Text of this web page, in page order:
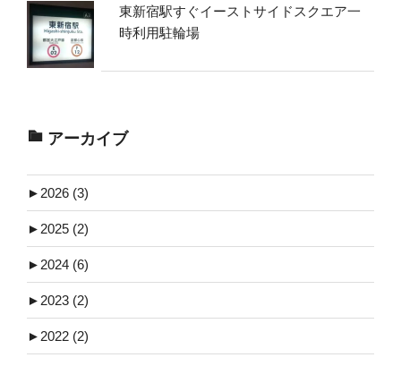
東新宿駅すぐイーストサイドスクエア一
時利用駐輪場
アーカイブ
► 2026 (3)
► 2025 (2)
► 2024 (6)
► 2023 (2)
► 2022 (2)